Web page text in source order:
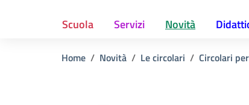
Scuola Servizi Novità
Home Novità Le circolari Circolari